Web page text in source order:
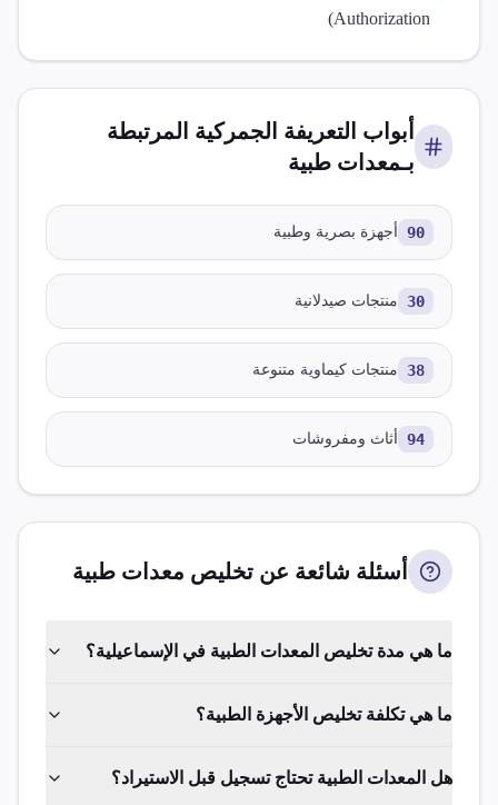
Authorization)
أبواب التعريفة الجمركية المرتبطة
بـمعدات طبية
90 أجهزة بصرية وطبية
30 منتجات صيدلانية
38 منتجات كيماوية متنوعة
94 أثاث ومفروشات
أسئلة شائعة عن تخليص معدات طبية
ما هي مدة تخليص المعدات الطبية في الإسماعيلية؟
ما هي تكلفة تخليص الأجهزة الطبية؟
هل المعدات الطبية تحتاج تسجيل قبل الاستيراد؟